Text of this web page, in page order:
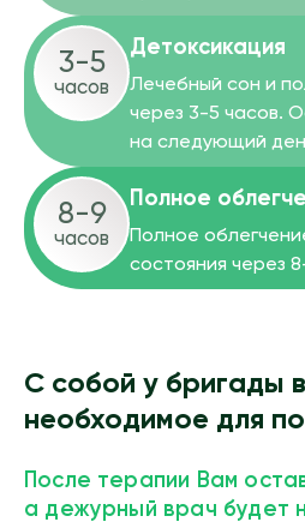
3-5
часов
Детоксикация
Лечебный сон и
через 3-5 часов.
на следующий
8-9
часов
Полное
Полное
состояния через
С собой у бригады
необходимое для
После терапии Вам
а дежурный врач будет